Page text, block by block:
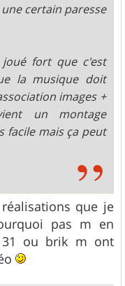
certain paresse
fort que c'est
la musique doit
images +
un montage
facile mais ça peut
que je
pas m en
31 ou brik m ont